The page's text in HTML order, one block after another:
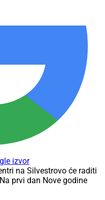
izvor
na Silvestrovo će raditi
prvi dan Nove godine